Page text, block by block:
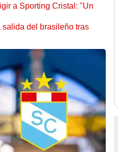
a Sporting Cristal: "Un
del brasileño tras